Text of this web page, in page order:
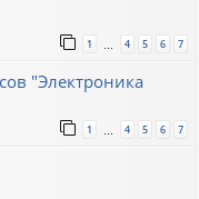
1 4 5 6 7
"Электроника
1 4 5 6 7